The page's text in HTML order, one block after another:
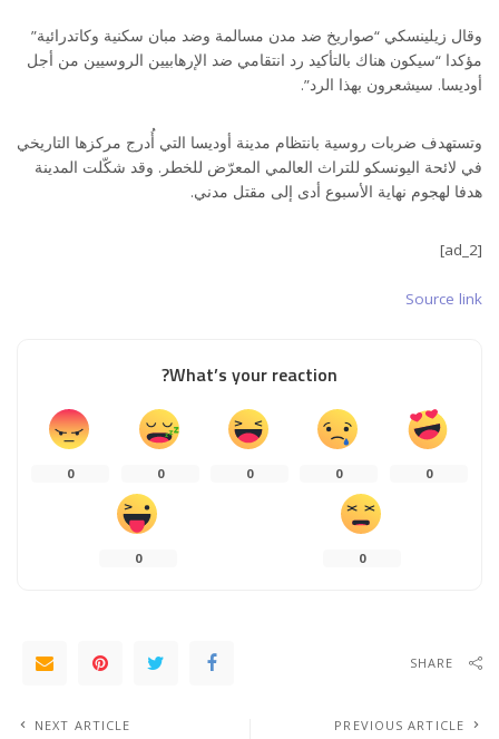
وقال زيلينسكي “صواريخ ضد مدن مسالمة وضد مبان سكنية وكاتدرائية”
مؤكدا “سيكون هناك بالتأكيد رد انتقامي ضد الإرهابيين الروسيين من أجل
أوديسا. سيشعرون بهذا الرد”.
وتستهدف ضربات روسية بانتظام مدينة أوديسا التي أُدرج مركزها التاريخي
في لائحة اليونسكو للتراث العالمي المعرّض للخطر. وقد شكّلت المدينة
هدفا لهجوم نهاية الأسبوع أدى إلى مقتل مدني.
[ad_2]
Source link
What’s your reaction?
0
0
0
0
0
0
0
SHARE
PREVIOUS ARTICLE
NEXT ARTICLE